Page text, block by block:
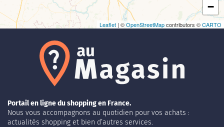
−
Leaflet | ©OpenStreetMapcontributors ©CARTO
Portail en ligne du shopping en France.
Nous vous accompagnons au quotidien pour vos achats :
actualités shopping et bien d’autres services.